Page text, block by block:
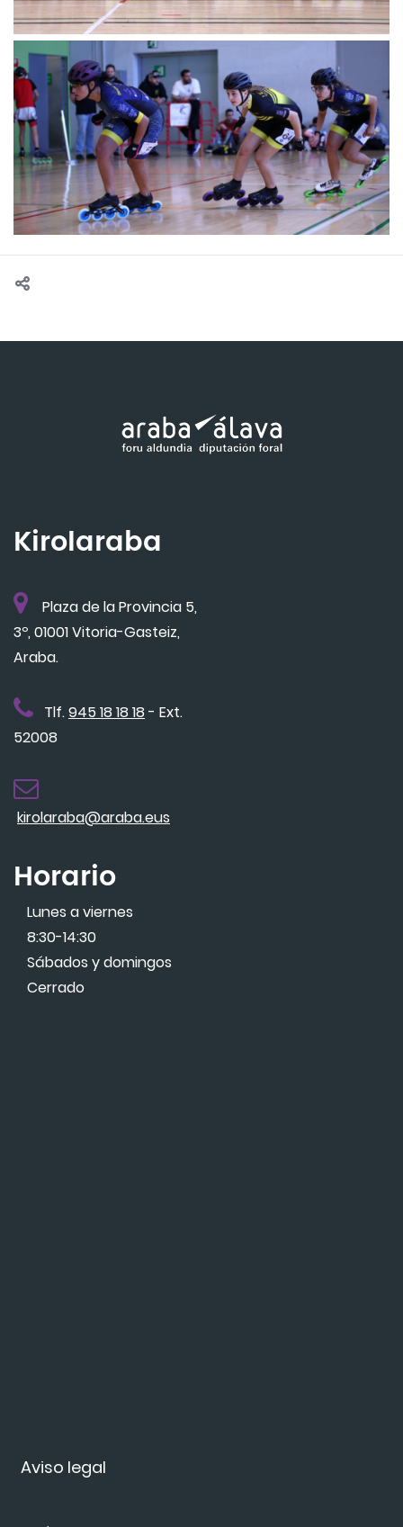
Aviso legal
Kirolaraba
Plaza de la Provincia 5,
3º, 01001 Vitoria-Gasteiz,
Araba.
Tlf.945 18 18 18 - Ext.
52008
kirolaraba@araba.eus
Horario
Lunes a viernes
8:30-14:30
Sábados y domingos
Cerrado